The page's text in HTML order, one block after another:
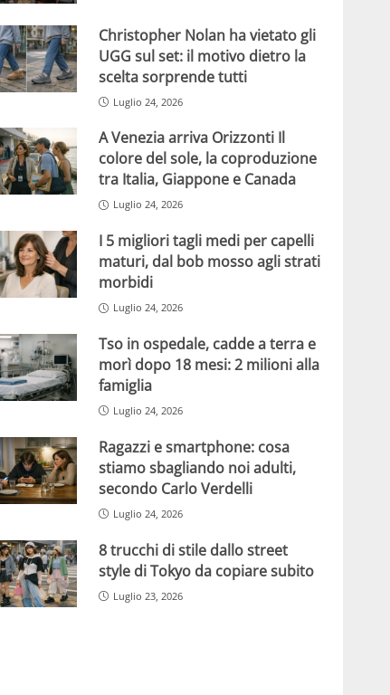
Christopher Nolan ha vietato gli
UGG sul set: il motivo dietro la
scelta sorprende tutti
Luglio 24, 2026
A Venezia arriva Orizzonti Il
colore del sole, la coproduzione
tra Italia, Giappone e Canada
Luglio 24, 2026
I 5 migliori tagli medi per capelli
maturi, dal bob mosso agli strati
morbidi
Luglio 24, 2026
Tso in ospedale, cadde a terra e
morì dopo 18 mesi: 2 milioni alla
famiglia
Luglio 24, 2026
Ragazzi e smartphone: cosa
stiamo sbagliando noi adulti,
secondo Carlo Verdelli
Luglio 24, 2026
8 trucchi di stile dallo street
style di Tokyo da copiare subito
Luglio 23, 2026